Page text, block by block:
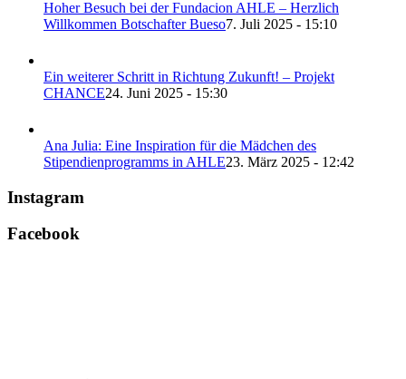
Hoher Besuch bei der Fundacion AHLE – Herzlich
Willkommen Botschafter Bueso7. Juli 2025 - 15:10
Ein weiterer Schritt in Richtung Zukunft! – Projekt
CHANCE24. Juni 2025 - 15:30
Ana Julia: Eine Inspiration für die Mädchen des
Stipendienprogramms in AHLE23. März 2025 - 12:42
Instagram
Facebook